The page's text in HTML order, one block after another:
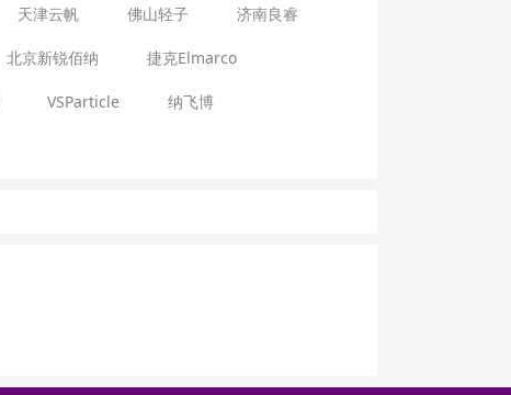
天津云帆 佛山轻子 济南良睿
北京新锐佰纳 捷克Elmarco
VSParticle 纳飞博